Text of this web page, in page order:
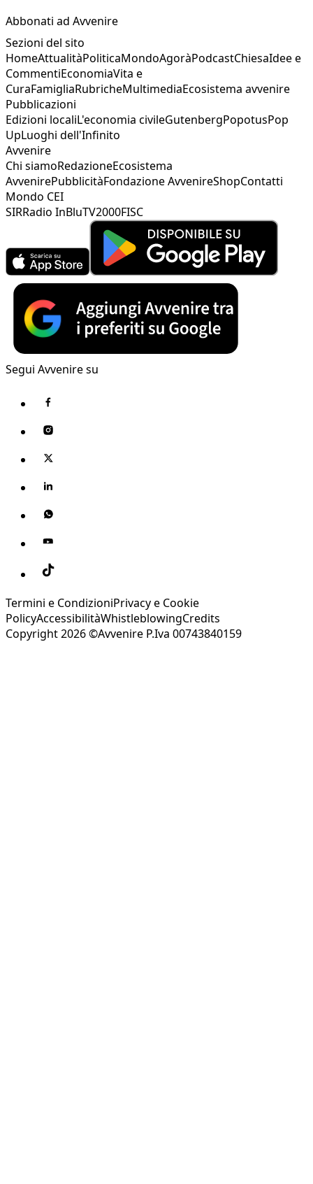
Abbonati ad Avvenire
Sezioni del sito
HomeAttualitàPoliticaMondoAgoràPodcastChiesaIdee e
CommentiEconomiaVita e
CuraFamigliaRubricheMultimediaEcosistema avvenire
Pubblicazioni
Edizioni localiL'economia civileGutenbergPopotusPop
UpLuoghi dell'Infinito
Avvenire
Chi siamoRedazioneEcosistema
AvvenirePubblicitàFondazione AvvenireShopContatti
Mondo CEI
SIRRadio InBluTV2000FISC
Segui Avvenire su
Termini e CondizioniPrivacy e Cookie
PolicyAccessibilitàWhistleblowingCredits
Copyright 2026 ©Avvenire P.Iva 00743840159